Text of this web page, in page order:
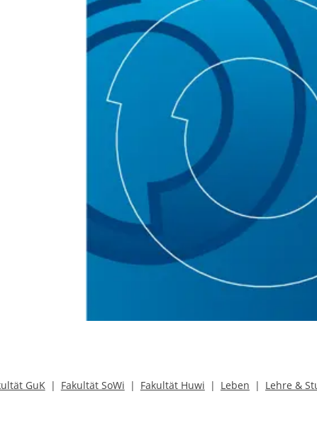
GuK Fakultät SoWi Fakultät Huwi Leben Lehre &